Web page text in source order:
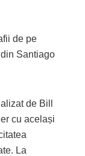
de pe
Santiago
de Bill
cu același
La